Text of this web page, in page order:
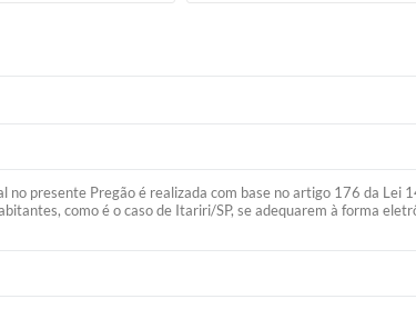
no presente Pregão é realizada com base no artigo 176 da Lei
como é o caso de Itariri/SP, se adequarem à forma